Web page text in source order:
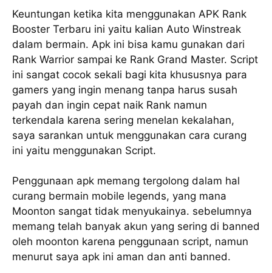
Keuntungan ketika kita menggunakan APK Rank
Booster Terbaru ini yaitu kalian Auto Winstreak
dalam bermain. Apk ini bisa kamu gunakan dari
Rank Warrior sampai ke Rank Grand Master. Script
ini sangat cocok sekali bagi kita khususnya para
gamers yang ingin menang tanpa harus susah
payah dan ingin cepat naik Rank namun
terkendala karena sering menelan kekalahan,
saya sarankan untuk menggunakan cara curang
ini yaitu menggunakan Script.
Penggunaan apk memang tergolong dalam hal
curang bermain mobile legends, yang mana
Moonton sangat tidak menyukainya. sebelumnya
memang telah banyak akun yang sering di banned
oleh moonton karena penggunaan script, namun
menurut saya apk ini aman dan anti banned.